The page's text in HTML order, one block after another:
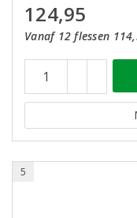
124,95
Vanaf 12 flessen
5